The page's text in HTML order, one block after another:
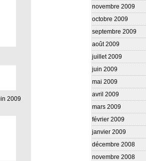
2009
novembre 2009
octobre 2009
septembre 2009
août 2009
juillet 2009
juin 2009
mai 2009
avril 2009
mars 2009
février 2009
janvier 2009
décembre 2008
novembre 2008